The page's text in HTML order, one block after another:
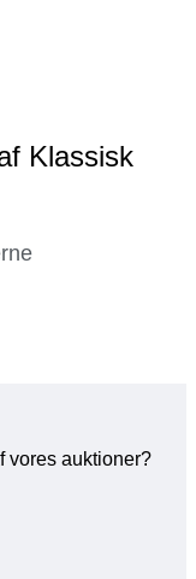
Klassisk
vores auktioner?